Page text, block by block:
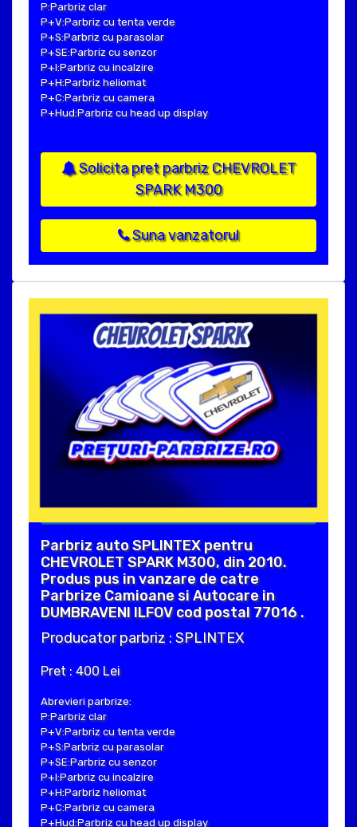
P:Parbriz clar
P+V:Parbriz cu tenta verde
P+S:Parbriz cu parasolar
P+SE:Parbriz cu senzor
P+I:Parbriz cu incalzire
P+H:Parbriz heliomat
P+C:Parbriz cu camera
P+Hud:Parbriz cu head up display
Solicita pret parbriz CHEVROLET
SPARK M300
Suna vanzatorul
Parbriz auto SPLINTEX pentru
CHEVROLET SPARK M300, din 2010.
Produs pus in vanzare de catre
Parbrize Camioane si Autocare in
DUMBRAVENI ILFOV cod postal 77016 .
Producator parbriz : SPLINTEX
Pret : 400 Lei
Abrevieri parbrize:
P:Parbriz clar
P+V:Parbriz cu tenta verde
P+S:Parbriz cu parasolar
P+SE:Parbriz cu senzor
P+I:Parbriz cu incalzire
P+H:Parbriz heliomat
P+C:Parbriz cu camera
P+Hud:Parbriz cu head up display